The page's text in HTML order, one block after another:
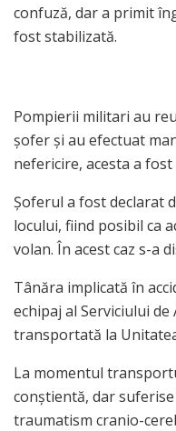
confuză, dar a primit
fost stabilizată.
Pompierii militari au
șofer și au efectuat
nefericire, acesta a fost
Șoferul a fost declarat
locului, fiind posibil ca
volan. În acest caz s-a
Tânăra implicată în
echipaj al Serviciului
transportată la
La momentul
conștientă, dar
traumatism cranio-